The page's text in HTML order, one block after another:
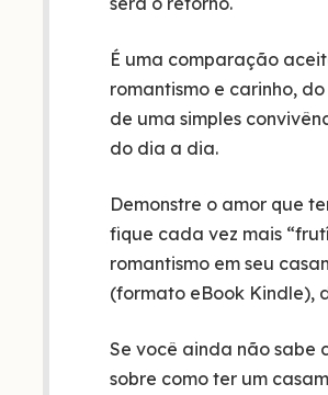
É uma comparação
romantismo e carinho,
de uma simples
do dia a dia.
Demonstre o amor que
fique cada vez mais
romantismo em seu
(formato eBook Kindle),
Se você ainda não sabe
sobre como ter um